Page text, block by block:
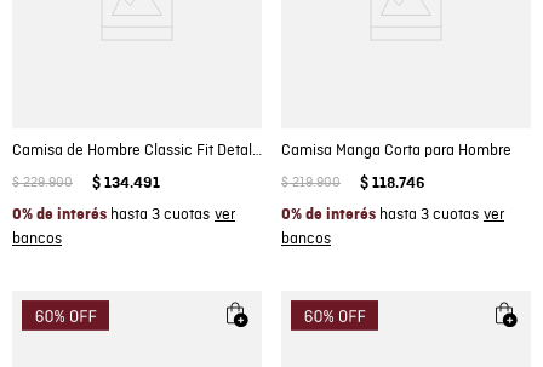
Camisa de Hombre Classic Fit Detalles Internos Tela con Efecto Header en Algodón
$ 229.900 $ 134.491
0% de interés hasta 3 cuotas
Camisa Manga Corta para Hombre
$ 219.900 $ 118.746
0% de interés hasta 3 cuotas